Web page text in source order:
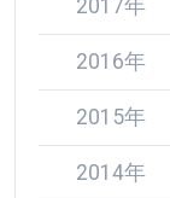
2017年
2016年
2015年
2014年